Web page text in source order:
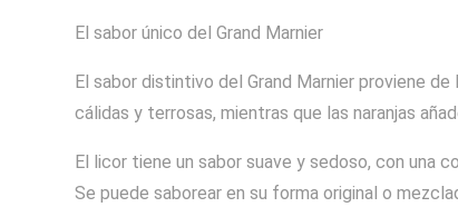
El sabor único del Grand Marnier
El sabor distintivo del Grand Marnier proviene
cálidas y terrosas, mientras que las naranjas
El licor tiene un sabor suave y sedoso, con una
Se puede saborear en su forma original o